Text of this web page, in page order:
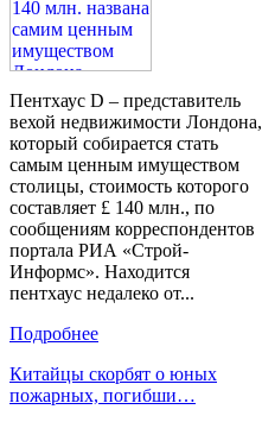
Пентхаус D – представитель
вехой недвижимости Лондона,
который собирается стать
самым ценным имуществом
столицы, стоимость которого
составляет £ 140 млн., по
сообщениям корреспондентов
портала РИА «Строй-
Информс». Находится
пентхаус недалеко от...
Подробнее
Китайцы скорбят о юных
пожарных, погибши…